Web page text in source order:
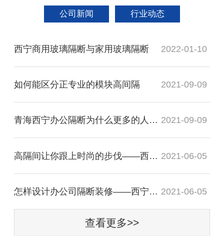
公司新闻 行业动态
西宁商用玻璃隔断与家用玻璃隔断 2022-01-10
如何能区分正专业的模块高间隔 2021-09-09
青海西宁办公隔断为什么更多的人选择全铝隔断 2021-09-09
高隔间让你跟上时尚的步伐——西宁办公室玻璃隔断 2021-06-05
怎样设计办公司隔断装修——西宁高隔断 2021-06-05
查看更多>>